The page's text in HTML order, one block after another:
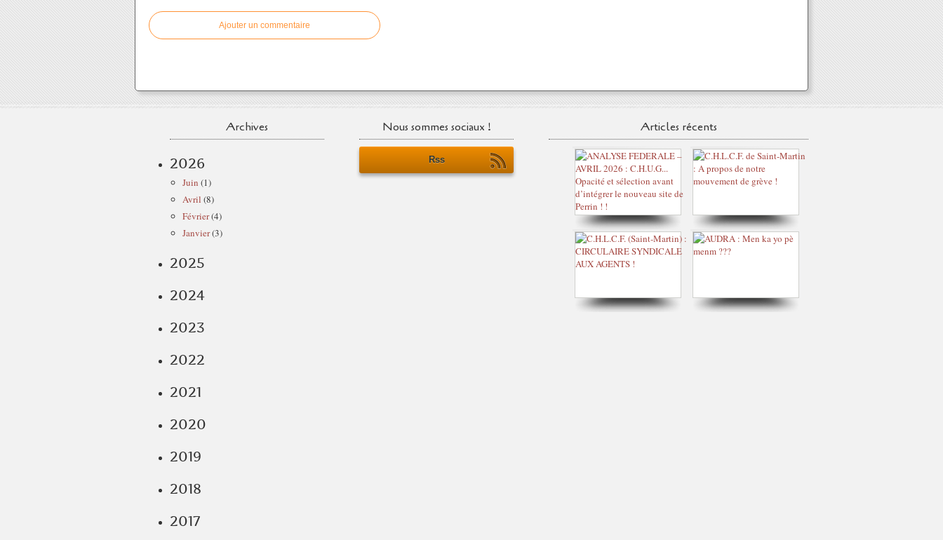
Ajouter un commentaire
Archives
2026
Juin (1)
Avril (8)
Février(4)
Janvier(3)
2025
2024
2023
2022
2021
2020
2019
2018
2017
Nous sommes sociaux !
Rss
Articles récents